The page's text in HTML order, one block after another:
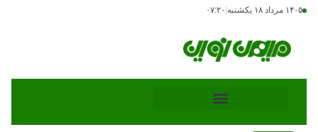
۱۴۰۵ مرداد ۱۸ یکشنبه ۰۷:۲۰